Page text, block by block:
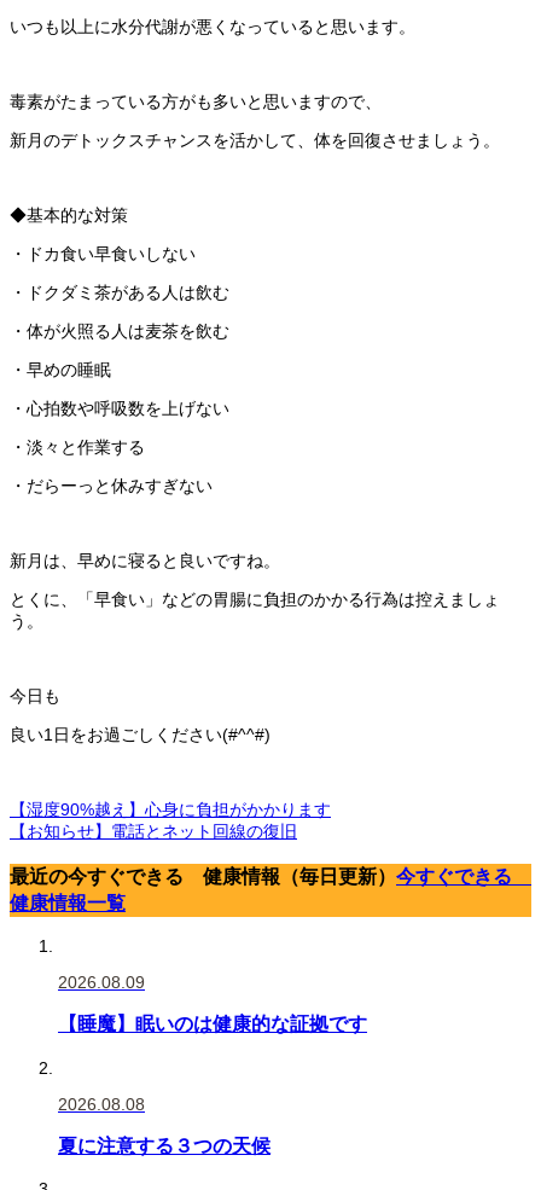
いつも以上に水分代謝が悪くなっていると思います。
毒素がたまっている方がも多いと思いますので、
新月のデトックスチャンスを活かして、体を回復させましょう。
◆基本的な対策
・ドカ食い早食いしない
・ドクダミ茶がある人は飲む
・体が火照る人は麦茶を飲む
・早めの睡眠
・心拍数や呼吸数を上げない
・淡々と作業する
・だらーっと休みすぎない
新月は、早めに寝ると良いですね。
とくに、「早食い」などの胃腸に負担のかかる行為は控えましょ
う。
今日も
良い1日をお過ごしください(#^^#)
【湿度90%越え】心身に負担がかかります
【お知らせ】電話とネット回線の復旧
最近の今すぐできる 健康情報（毎日更新） 今すぐできる
健康情報一覧
2026.08.09
【睡魔】眠いのは健康的な証拠です
2026.08.08
夏に注意する３つの天候